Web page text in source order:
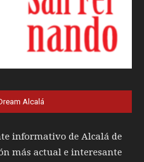
Alcalá
informativo de Alcalá de
más actual e interesante